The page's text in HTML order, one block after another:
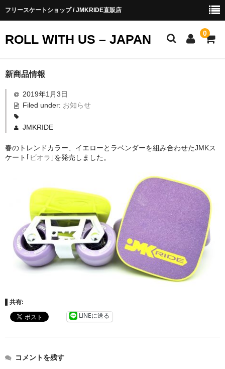
フリースケートショップ / JMKRIDE直販店
ROLL WITH US – JAPAN 0
お知らせ
ショップ会員
お買い物ガイド
お問い合わせ
新商品情報
2019年1月3日
Filed under: お知らせ
JMKRIDE
春のトレンドカラー、イエローとラベンダーを組み合わせたJMKス
ケート｢
ビオラ ｣を発売しました。
共有:
LINEに送る
コメントを残す